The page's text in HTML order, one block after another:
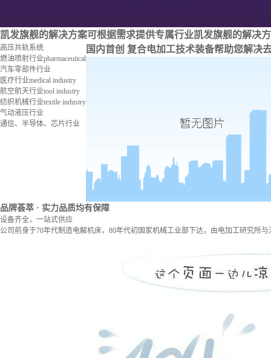
凯发旗舰的解决方案可根据需求提供专属行业凯发旗舰的解决
高压共轨系统
燃油喷射行业pharmaceutical
汽车零部件行业
医疗行业medical industry
航空航天行业tool industry
纺织机械行业textile industry
气动液压行业
通信、半导体、芯片行业
国内首创 复合电加工技术装备帮助您解决
品牌荟萃 · 实力品质均有保障
设备齐全，一站式供应
公司前身于70年代制造电解机床，80年代初国家机械工业部下达，由电加工研究所